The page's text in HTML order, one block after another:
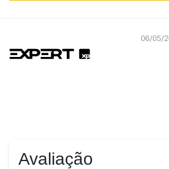
06/05/
Avaliação